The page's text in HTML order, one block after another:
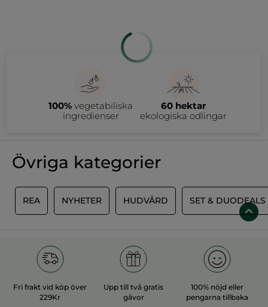
Dag- & nattkräm -
Calendula
50 ml
299,00 Kr
LÄGG I
VARUKORGEN
Essentiell Lystergivande
Lotion - Anti-Âge
Global
Flaska 122 ml
LÄGG I
VARUKORGEN